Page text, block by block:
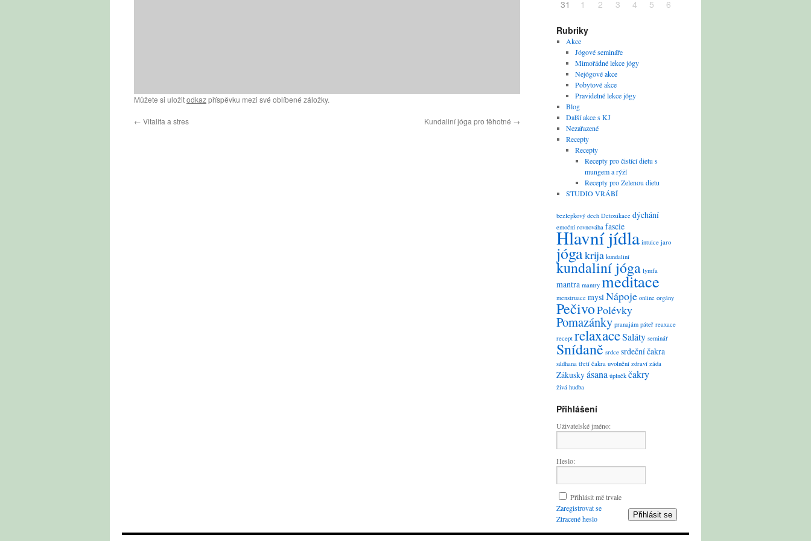
Můžete si uložitodkazpříspěvku mezi své oblíbené záložky.
← Vitalita a stres Kundaliní jóga pro těhotné →
31 1 2 3 4 5 6
Rubriky
Akce
Jógové semináře
Mimořádné lekce jógy
Nejógové akce
Pobytové akce
Pravidelné lekce jógy
Blog
Další akce s KJ
Nezařazené
Recepty
Recepty
Recepty pro čistící dietu s
mungem a rýží
Recepty pro Zelenou dietu
STUDIO VRÁBÍ
bezlepkový dech Detoxikace dýchání
emoční rovnováha fascie
Hlavní jídla intuice jaro
jógakrija kundaliní
kundaliní jóga lymfa
mantra mantry meditace
menstruace myslNápoje online orgány
PečivoPolévky
Pomazánky pranajám páteř reaxace
recept relaxaceSaláty seminář
Snídaně srdce srdeční čakra
sádhana třetí čakra uvolnění zdraví záda
Zákuskyásana úplněk čakry
živá hudba
Přihlášení
Uživatelské jméno:
Heslo:
Přihlásit mě trvale
Přihlásit se
Zaregistrovat se
Ztracené heslo